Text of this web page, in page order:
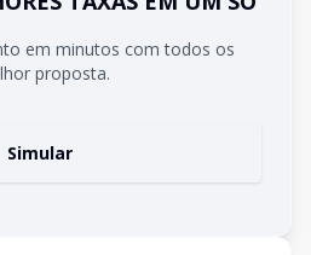
em minutos com todos os
proposta.
Simular